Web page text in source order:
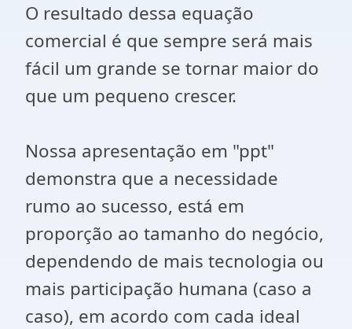
O resultado dessa equação
comercial é que sempre será mais
fácil um grande se tornar maior do
que um pequeno crescer.
Nossa apresentação em "ppt"
demonstra que a necessidade
rumo ao sucesso, está em
proporção ao tamanho do negócio,
dependendo de mais tecnologia ou
mais participação humana (caso a
caso), em acordo com cada ideal